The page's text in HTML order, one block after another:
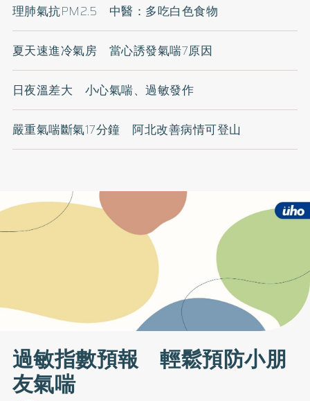
理肺氣抗PM2.5 中醫：多吃白色食物
夏天速進冷氣房 當心誘發氣喘7原因
日夜溫差大 小心氣喘、過敏發作
嚴重氣喘斷氣17分鐘 阿北改善病情可登山
過敏指數預報 輕鬆預防小朋
友氣喘